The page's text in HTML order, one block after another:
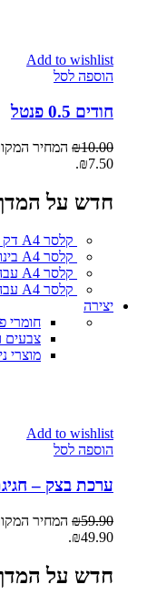
Add to wishlist
הוספה לסל
חודים 0.5 פנטל
₪10.00 המחיר המקורי
₪7.50.
חדש על
קלסר A4 דק (תיק טבעות)
קלסר A4 בינוני (גב 5)
קלסר A4 עבה (גב 8)
קלסר A4 עבה (גב 8)
יצירה
חומרי
צבעים
מוצרי
Add to wishlist
הוספה לסל
ערכת בצק –
₪59.90 המחיר המקורי
₪49.90.
חדש על